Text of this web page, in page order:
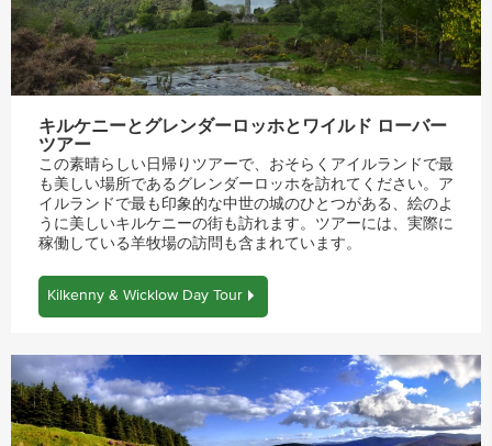
キルケニーとグレンダーロッホとワイルド ローバー
ツアー
この素晴らしい日帰りツアーで、おそらくアイルランドで最
も美しい場所であるグレンダーロッホを訪れてください。ア
イルランドで最も印象的な中世の城のひとつがある、絵のよ
うに美しいキルケニーの街も訪れます。ツアーには、実際に
稼働している羊牧場の訪問も含まれています。
Kilkenny & Wicklow Day Tour